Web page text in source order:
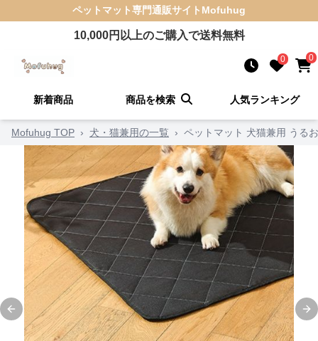
ペットマット専門通販サイト Mofuhug
10,000円以上のご購入で送料無料
0 0
新着商品 商品を検索 人気ランキング
Mofuhug TOP › 犬・猫兼用の一覧 › ペットマット 犬猫兼用 うる
Previous slide